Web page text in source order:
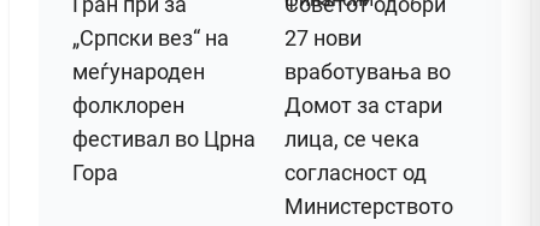
„Српски вез“ на
меѓународен
фолклорен
фестивал во Црна
Гора
27 нови
вработувања во
Домот за стари
лица, се чека
согласност од
Министерството